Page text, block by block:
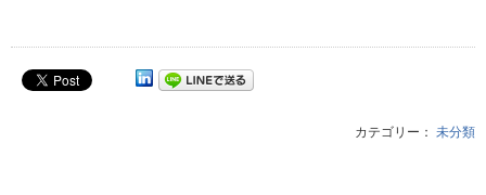
カテゴリー： 未分類